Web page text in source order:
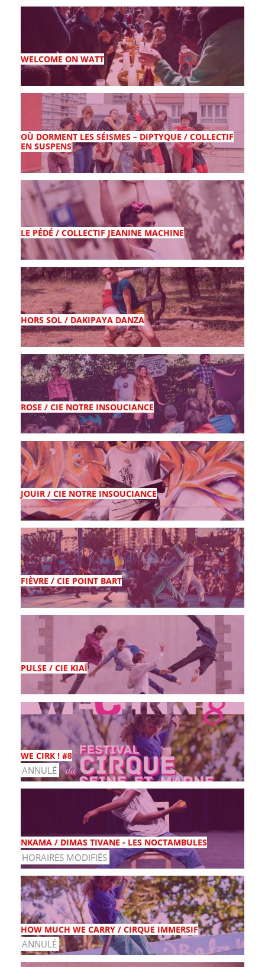
WELCOME ON WATT
OÙ DORMENT LES SÉISMES – DIPTYQUE / COLLECTIF
EN SUSPENS
LE PÉDÉ / COLLECTIF JEANINE MACHINE
HORS SOL / DAKIPAYA DANZA
ROSE / CIE NOTRE INSOUCIANCE
JOUIR / CIE NOTRE INSOUCIANCE
FIÈVRE / CIE POINT BART
PULSE / CIE KIAÏ
WE CIRK ! #8
ANNULÉ
NKAMA / DIMAS TIVANE - LES NOCTAMBULES
HORAIRES MODIFIÉS
HOW MUCH WE CARRY / CIRQUE IMMERSIF
ANNULÉ